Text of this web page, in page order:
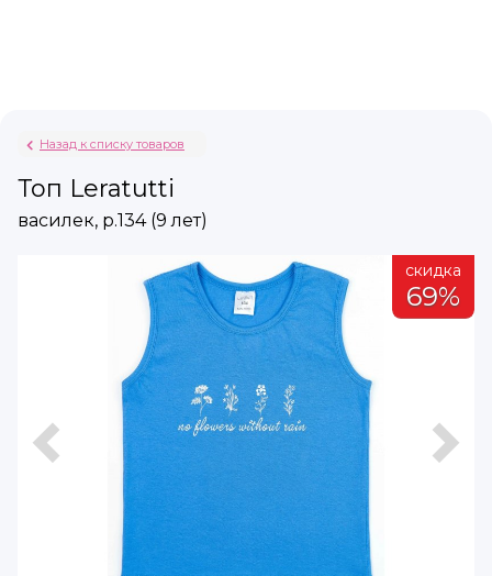
Назад к списку товаров
Топ Leratutti
василек, р.134 (9 лет)
скидка
69%